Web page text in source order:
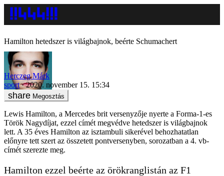
Hamilton hetedszer is világbajnok, beérte Schumachert
Herczeg Márk
sport
2020. november 15. 15:34
Megosztás
Lewis Hamilton, a Mercedes brit versenyzője nyerte a Forma-1-es
Török Nagydíjat, ezzel címét megvédve hetedszer is világbajnok
lett. A 35 éves Hamilton az isztambuli sikerével behozhatatlan
előnyre tett szert az összetett pontversenyben, sorozatban a 4. vb-
címét szerezte meg.
Hamilton ezzel beérte az örökranglistán az F1